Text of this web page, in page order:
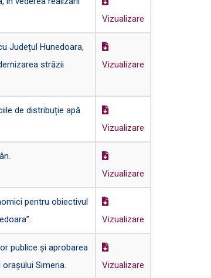
Vizualizare
Județul Hunedoara,
străzii
Vizualizare
de distribuție apă
Vizualizare
Vizualizare
pentru obiectivul
Vizualizare
publice și aprobarea
Simeria.
Vizualizare